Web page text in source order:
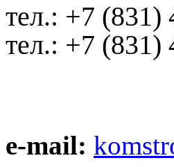
тел.: +7 (831)
тел.: +7 (831)
e-mail: